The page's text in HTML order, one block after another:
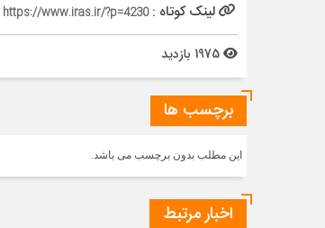
لینک کوتاه :https://www.iras.ir/?p=4230
برچسب ها
این مطلب بدون برچسب می باشد.
اخبار مرتبط